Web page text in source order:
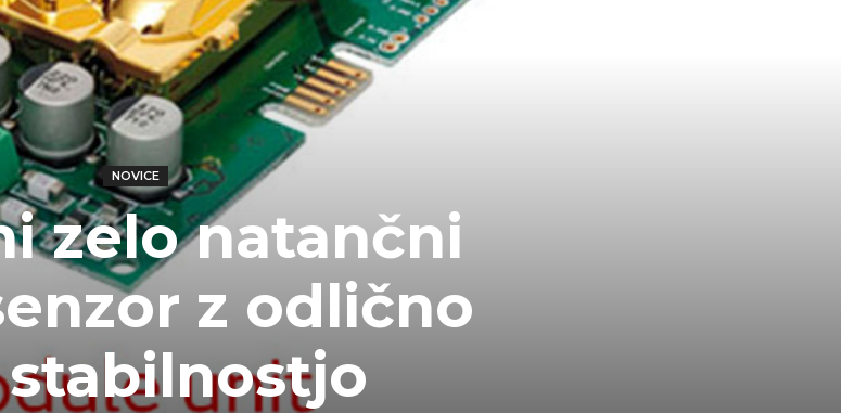
NOVICE
zelo natančni
z odlično